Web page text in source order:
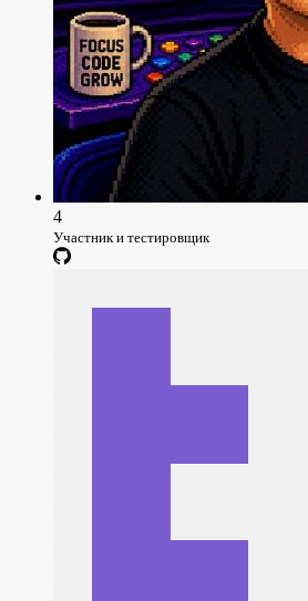
4
Участник и тестировщик